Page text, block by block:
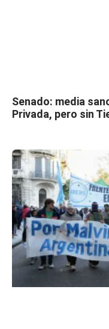
Senado: media
Privada, pero sin